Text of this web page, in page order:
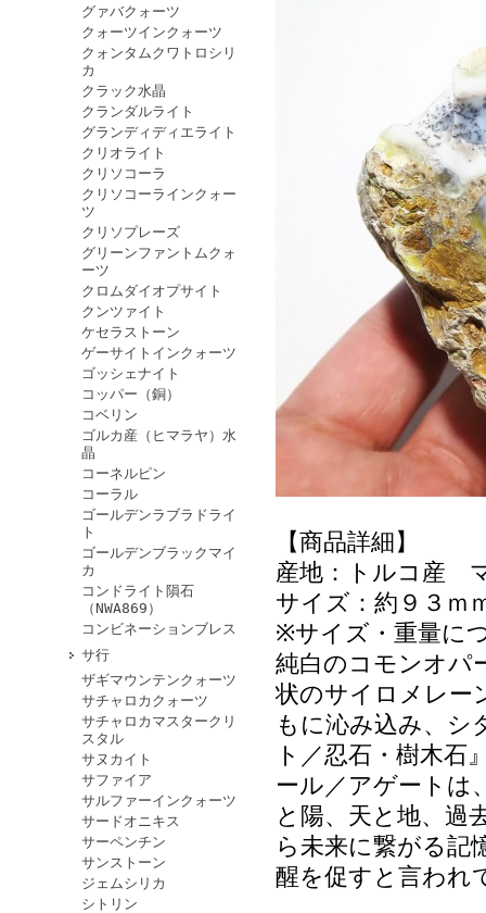
グァバクォーツ
クォーツインクォーツ
クォンタムクワトロシリ
カ
クラック水晶
クランダルライト
グランディディエライト
クリオライト
クリソコーラ
クリソコーラインクォー
ツ
クリソプレーズ
グリーンファントムクォ
ーツ
クロムダイオプサイト
クンツァイト
ケセラストーン
ゲーサイトインクォーツ
ゴッシェナイト
コッパー（銅）
コベリン
ゴルカ産（ヒマラヤ）水
晶
コーネルピン
コーラル
ゴールデンラブラドライ
ト
ゴールデンブラックマイ
カ
コンドライト隕石
（NWA869）
コンビネーションブレス
サ行
ザギマウンテンクォーツ
サチャロカクォーツ
サチャロカマスタークリ
スタル
サヌカイト
サファイア
サルファーインクォーツ
サードオニキス
サーペンチン
サンストーン
ジェムシリカ
シトリン
【商品詳細】
産地：トルコ産
サイズ：約９３
※サイズ・重量に
純白のコモンオパ
状のサイロメレー
もに沁み込み、シ
ト／忍石・樹木
ール／アゲートは
と陽、天と地、過
ら未来に繋がる記
醒を促すと言われ